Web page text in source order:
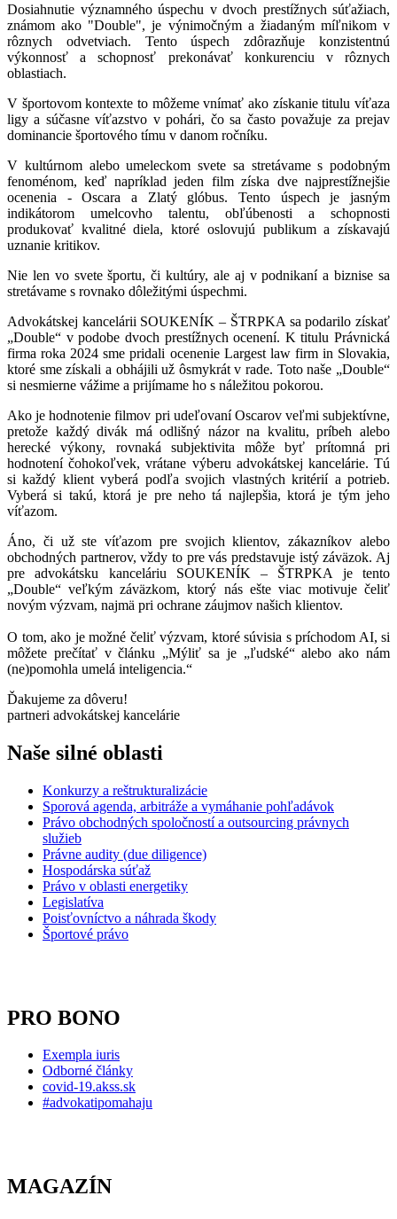
Dosiahnutie významného úspechu v dvoch prestížnych súťažiach,
známom ako "Double", je výnimočným a žiadaným míľnikom v
rôznych odvetviach. Tento úspech zdôrazňuje konzistentnú
výkonnosť a schopnosť prekonávať konkurenciu v rôznych
oblastiach.
V športovom kontexte to môžeme vnímať ako získanie titulu víťaza
ligy a súčasne víťazstvo v pohári, čo sa často považuje za prejav
dominancie športového tímu v danom ročníku.
V kultúrnom alebo umeleckom svete sa stretávame s podobným
fenoménom, keď napríklad jeden film získa dve najprestížnejšie
ocenenia - Oscara a Zlatý glóbus. Tento úspech je jasným
indikátorom umelcovho talentu, obľúbenosti a schopnosti
produkovať kvalitné diela, ktoré oslovujú publikum a získavajú
uznanie kritikov.
Nie len vo svete športu, či kultúry, ale aj v podnikaní a biznise sa
stretávame s rovnako dôležitými úspechmi.
Advokátskej kancelárii SOUKENÍK – ŠTRPKA sa podarilo získať
„Double“ v podobe dvoch prestížnych ocenení. K titulu Právnická
firma roka 2024 sme pridali ocenenie Largest law firm in Slovakia,
ktoré sme získali a obhájili už ôsmykrát v rade. Toto naše „Double“
si nesmierne vážime a prijímame ho s náležitou pokorou.
Ako je hodnotenie filmov pri udeľovaní Oscarov veľmi subjektívne,
pretože každý divák má odlišný názor na kvalitu, príbeh alebo
herecké výkony, rovnaká subjektivita môže byť prítomná pri
hodnotení čohokoľvek, vrátane výberu advokátskej kancelárie. Tú
si každý klient vyberá podľa svojich vlastných kritérií a potrieb.
Vyberá si takú, ktorá je pre neho tá najlepšia, ktorá je tým jeho
víťazom.
Áno, či už ste víťazom pre svojich klientov, zákazníkov alebo
obchodných partnerov, vždy to pre vás predstavuje istý záväzok. Aj
pre advokátsku kanceláriu SOUKENÍK – ŠTRPKA je tento
„Double“ veľkým záväzkom, ktorý nás ešte viac motivuje čeliť
novým výzvam, najmä pri ochrane záujmov našich klientov.
O tom, ako je možné čeliť výzvam, ktoré súvisia s príchodom AI, si
môžete prečítať v článku „Mýliť sa je „ľudské“ alebo ako nám
(ne)pomohla umelá inteligencia.“
Ďakujeme za dôveru!
partneri advokátskej kancelárie
Naše silné oblasti
Konkurzy a reštrukturalizácie
Sporová agenda, arbitráže a vymáhanie pohľadávok
Právo obchodných spoločnostía outsourcing právnych
služieb
Právne audity (due diligence)
Hospodárska súťaž
Právo v oblasti energetiky
Legislatíva
Poisťovníctvo a náhrada škody
Športové právo
PRO BONO
Exempla iuris
Odborné články
covid-19.akss.sk
#advokatipomahaju
MAGAZÍN